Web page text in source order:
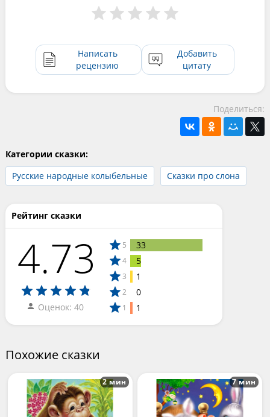
Написать
рецензию
Добавить
цитату
Поделиться:
Категории сказки:
Русские народные колыбельные
Сказки про слона
Рейтинг сказки
4.73
Оценок: 40
5 33
4 5
3 1
2 0
1 1
Похожие сказки
2 мин 7 мин